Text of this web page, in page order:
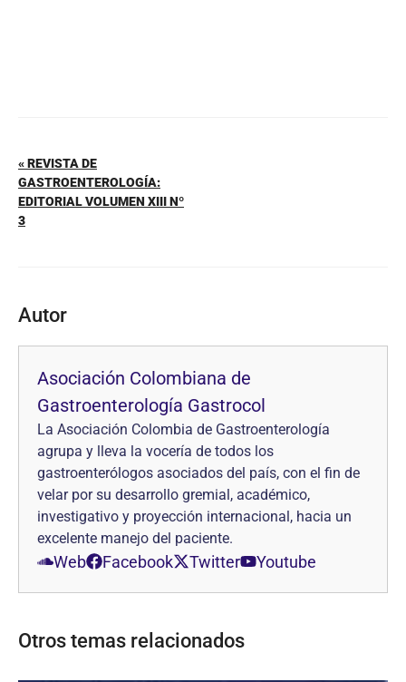
« REVISTA DE
GASTROENTEROLOGÍA:
EDITORIAL VOLUMEN XIII Nº
3
Autor
Asociación Colombiana de
Gastroenterología Gastrocol
La Asociación Colombia de Gastroenterología
agrupa y lleva la vocería de todos los
gastroenterólogos asociados del país, con el fin de
velar por su desarrollo gremial, académico,
investigativo y proyección internacional, hacia un
excelente manejo del paciente.
Web Facebook Twitter Youtube
Otros temas relacionados